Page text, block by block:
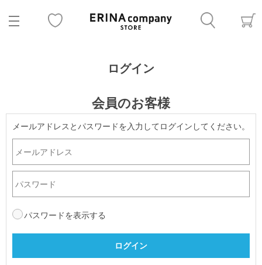
ログイン
会員のお客様
メールアドレスとパスワードを入力してログインしてください。
パスワードを表示する